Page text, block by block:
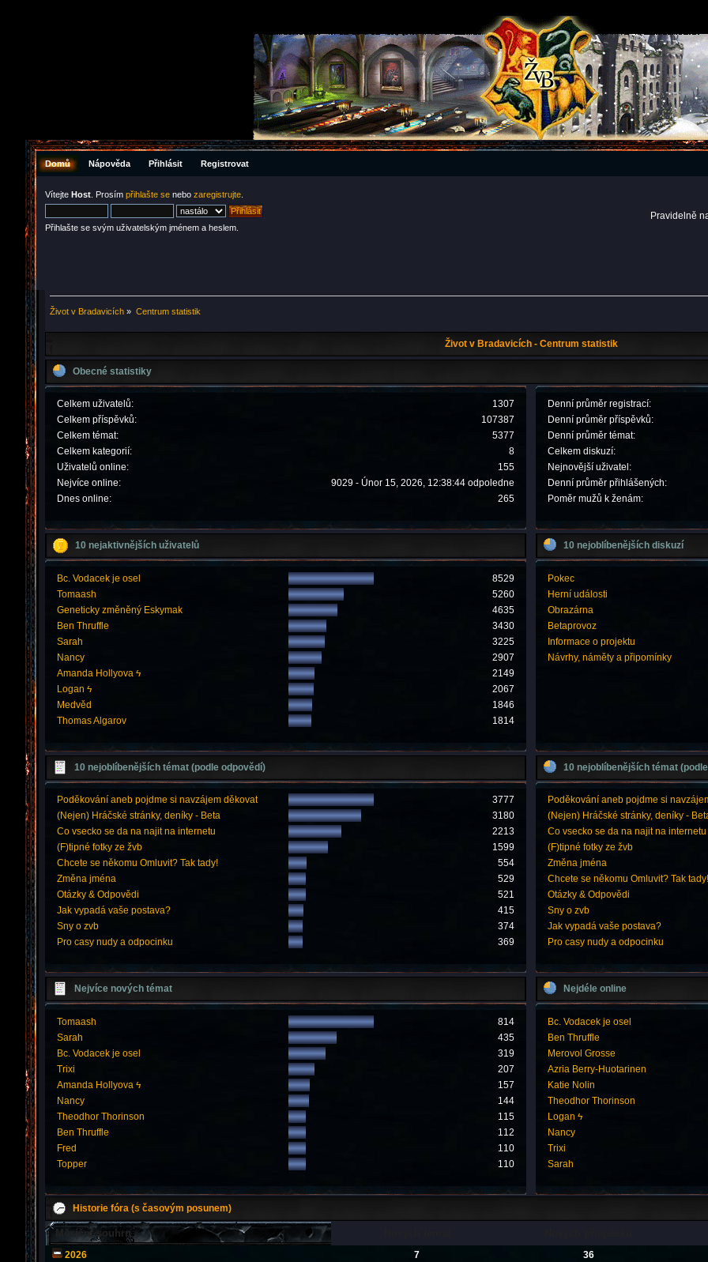
Domů Nápověda Přihlásit Registrovat
Vítejte Host . Prosím přihlašte se nebo zaregistrujte
Přihlašte se svým uživatelským jménem a heslem.
Pravidelně
Život v Bradavicích » Centrum statistik
Život v Bradavicích - Centrum statistik
Obecné statistiky
Celkem uživatelů:
1307
Celkem příspěvků:
107387
Celkem témat:
5377
Celkem kategorií:
8
Uživatelů online:
155
Nejvíce online:
9029 - Únor 15, 2026, 12:38:44 odpoledne
Dnes online:
265
Denní průměr registrací:
Denní průměr příspěvků:
Denní průměr témat:
Celkem diskuzí:
Nejnovější uživatel:
Denní průměr přihlášených:
Poměr mužů k ženám:
10 nejaktivnějších uživatelů
Bc. Vodacek je osel
8529
Tomaash
5260
Geneticky změněný Eskymak
4635
Ben Thruffle
3430
Sarah
3225
Nancy
2907
Amanda Hollyova ϟ
2149
Logan ϟ
2067
Medvěd
1846
Thomas Algarov
1814
10 nejoblíbenějších diskuzí
Pokec
Herní události
Obrazárna
Betaprovoz
Informace o projektu
Návrhy, náměty a připomínky
10 nejoblíbenějších témat (podle odpovědí)
Poděkování aneb pojdme si navzájem děkovat
3777
(Nejen) Hráčské stránky, deníky - Beta
3180
Co vsecko se da na najit na internetu
2213
(F)tipné fotky ze žvb
1599
Chcete se někomu Omluvit? Tak tady!
554
Změna jména
529
Otázky & Odpovědi
521
Jak vypadá vaše postava?
415
Sny o zvb
374
Pro casy nudy a odpocinku
369
10 nejoblíbenějších témat
Poděkování aneb pojdme si
(Nejen) Hráčské stránky, deníky -
Co vsecko se da na najit na internetu
(F)tipné fotky ze žvb
Změna jména
Chcete se někomu Omluvit? Tak
Otázky & Odpovědi
Sny o zvb
Jak vypadá vaše postava?
Pro casy nudy a odpocinku
Nejvíce nových témat
Tomaash
814
Sarah
435
Bc. Vodacek je osel
319
Trixi
207
Amanda Hollyova ϟ
157
Nancy
144
Theodhor Thorinson
115
Ben Thruffle
112
Fred
110
Topper
110
Nejdéle online
Bc. Vodacek je osel
Ben Thruffle
Merovol Grosse
Azria Berry-Huotarinen
Katie Nolin
Theodhor Thorinson
Logan ϟ
Nancy
Trixi
Sarah
Historie fóra (s časovým posunem)
Měsíční souhrn
2026 7
36